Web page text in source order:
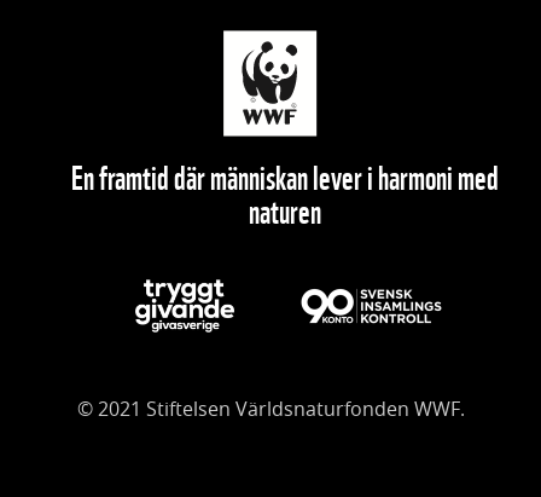
En framtid där människan lever i harmoni med
naturen
© 2021 Stiftelsen Världsnaturfonden WWF.